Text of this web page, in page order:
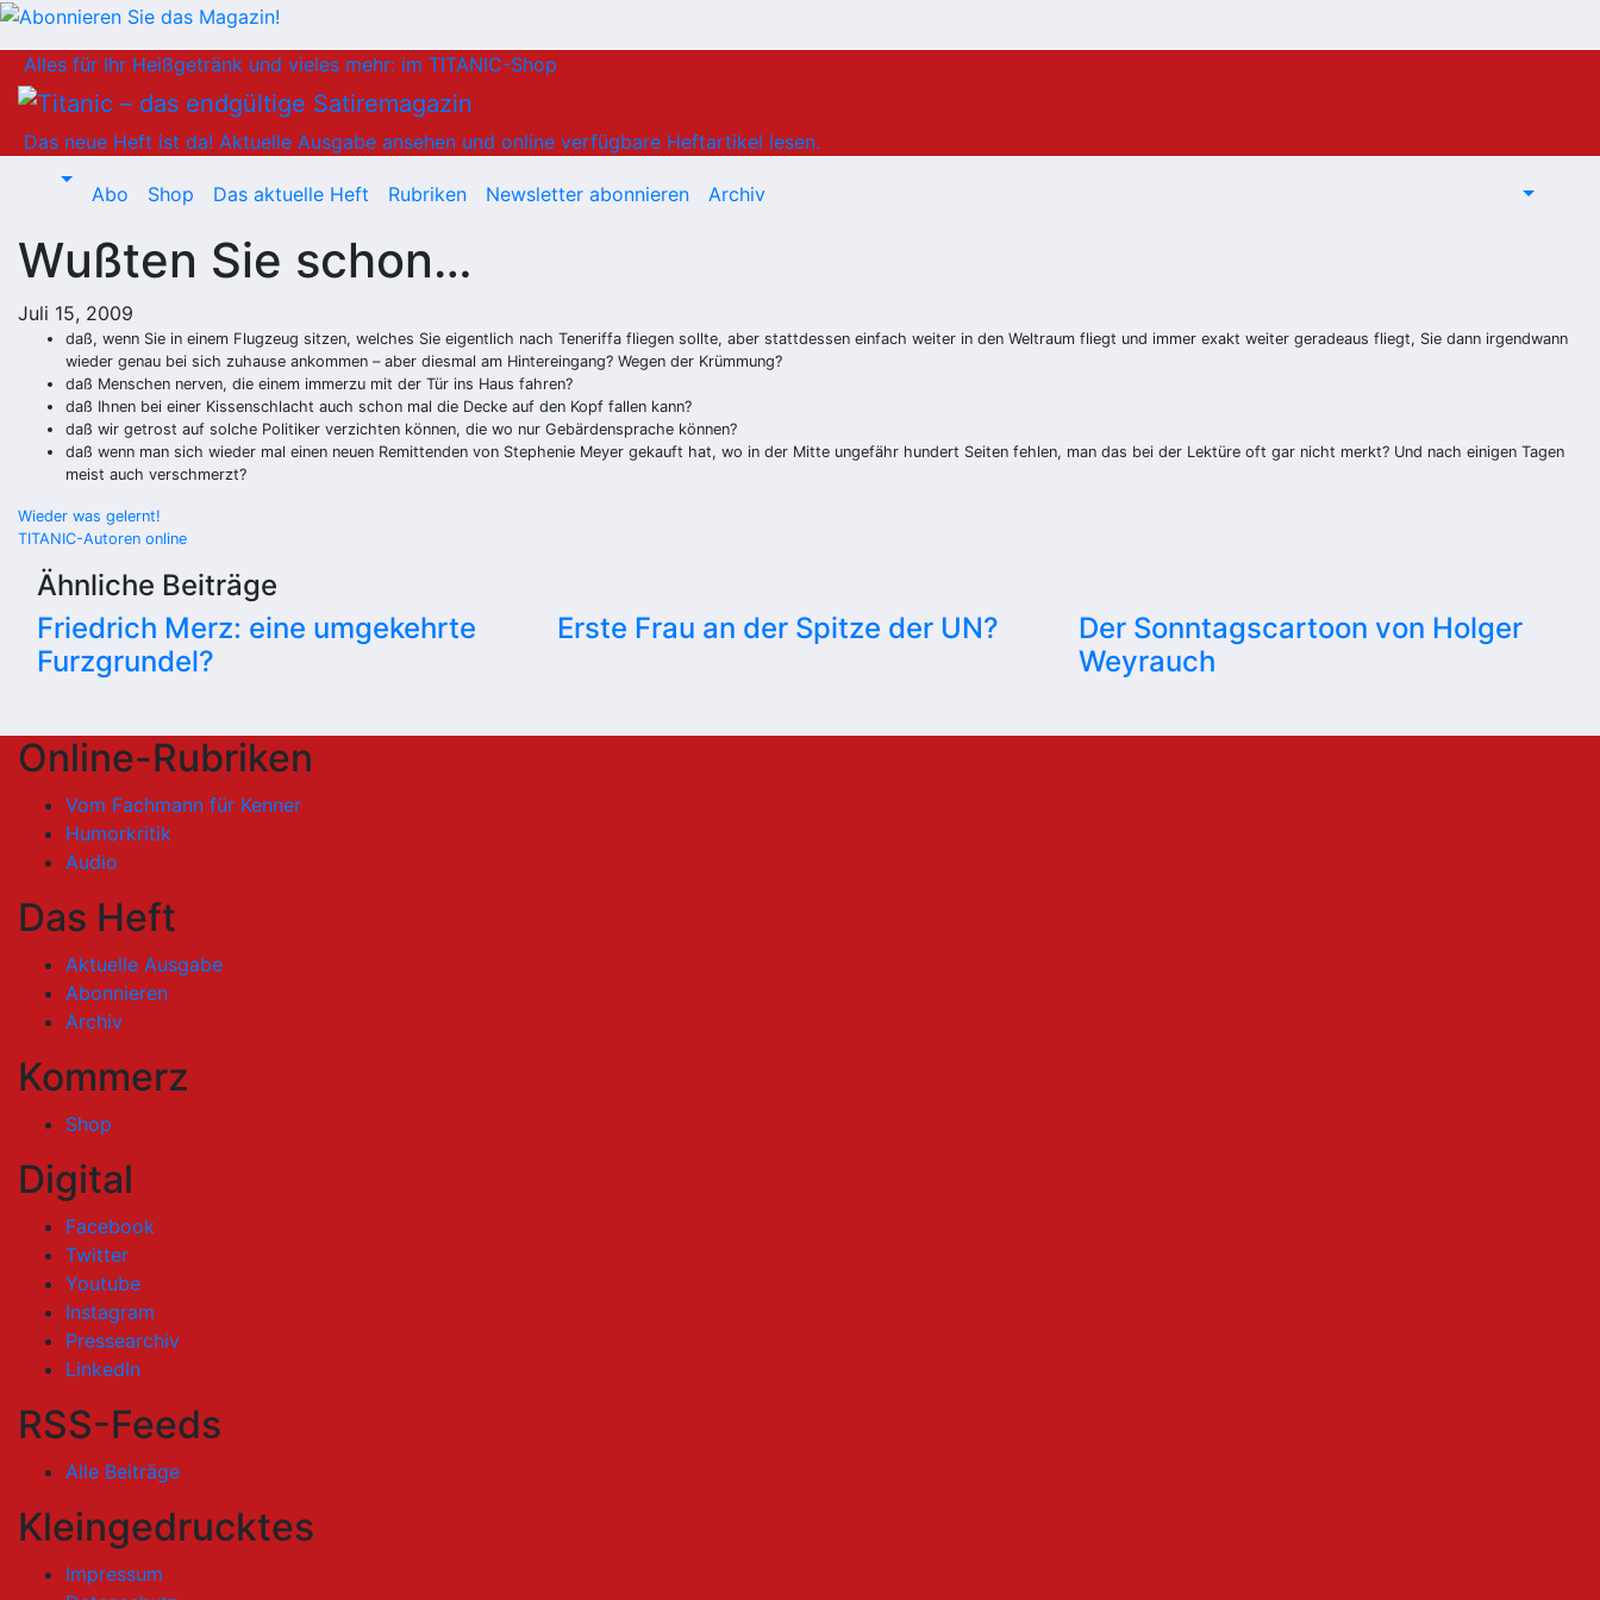
Inhalt
springen
Alles für Ihr Heißgetränk und vieles mehr: im TITANIC-Shop
Das neue Heft ist da! Aktuelle Ausgabe ansehen und online verfügbare Heftartikel lesen.
Abo Shop Das aktuelle Heft Rubriken Newsletter abonnieren Archiv
Wußten Sie schon…
Juli 15, 2009
daß, wenn Sie in einem Flugzeug sitzen, welches Sie eigentlich nach Teneriffa fliegen sollte, aber stattdessen einfach weiter in den Weltraum fliegt und immer exakt weiter geradeaus fliegt, Sie dann irgendwann
wieder genau bei sich zuhause ankommen – aber diesmal am Hintereingang? Wegen der Krümmung?
daß Menschen nerven, die einem immerzu mit der Tür ins Haus fahren?
daß Ihnen bei einer Kissenschlacht auch schon mal die Decke auf den Kopf fallen kann?
daß wir getrost auf solche Politiker verzichten können, die wo nur Gebärdensprache können?
daß wenn man sich wieder mal einen neuen Remittenden von Stephenie Meyer gekauft hat, wo in der Mitte ungefähr hundert Seiten fehlen, man das bei der Lektüre oft gar nicht merkt? Und nach einigen Tagen
meist auch verschmerzt?
Beitragsnavigation
Wieder was gelernt!
TITANIC-Autoren online
Ähnliche Beiträge
Friedrich Merz: eine umgekehrte
Furzgrundel?
Erste Frau an der Spitze der UN?
Der Sonntagscartoon von Holger
Weyrauch
Online-Rubriken
Vom Fachmann für Kenner
Humorkritik
Audio
Das Heft
Aktuelle Ausgabe
Abonnieren
Archiv
Kommerz
Shop
Digital
Facebook
Twitter
Youtube
Instagram
Pressearchiv
LinkedIn
RSS-Feeds
Alle Beiträge
Kleingedrucktes
Impressum